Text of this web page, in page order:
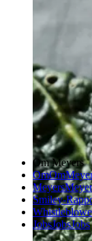
Om Meyers
OmOm
Meyers
Smiley-
JobsJobsJobs